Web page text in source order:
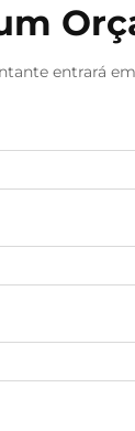
entrará